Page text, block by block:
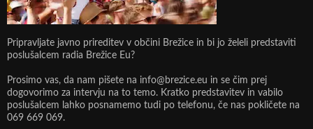
Pripravljate javno prireditev v občini Brežice in bi jo želeli predstaviti
poslušalcem radia Brežice Eu?
Prosimo vas, da nam pišete na info@brezice.eu in se čim prej
dogovorimo za intervju na to temo. Kratko predstavitev in vabilo
poslušalcem lahko posnamemo tudi po telefonu, če nas pokličete na
069 669 069.